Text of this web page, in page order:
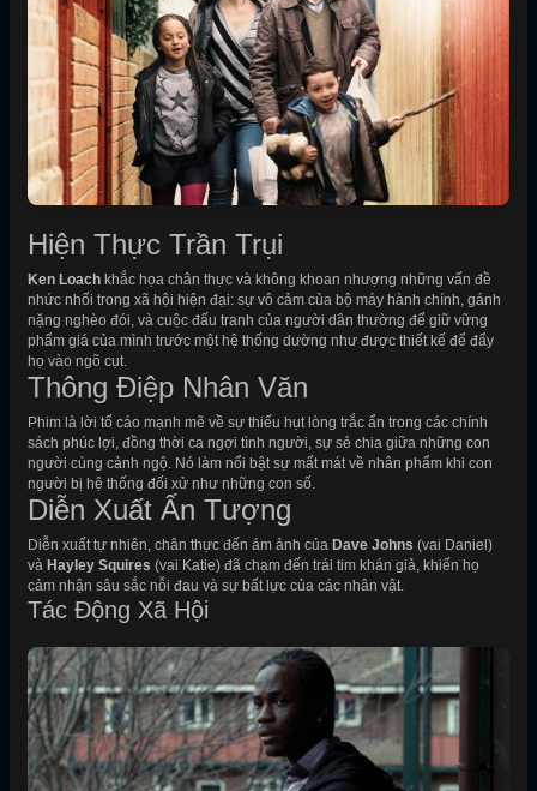
Hiện Thực Trần Trụi
Ken Loach khắc họa chân thực và không khoan nhượng những vấn đề
nhức nhối trong xã hội hiện đại: sự vô cảm của bộ máy hành chính, gánh
nặng nghèo đói, và cuộc đấu tranh của người dân thường để giữ vững
phẩm giá của mình trước một hệ thống dường như được thiết kế để đẩy
họ vào ngõ cụt.
Thông Điệp Nhân Văn
Phim là lời tố cáo mạnh mẽ về sự thiếu hụt lòng trắc ẩn trong các chính
sách phúc lợi, đồng thời ca ngợi tình người, sự sẻ chia giữa những con
người cùng cảnh ngộ. Nó làm nổi bật sự mất mát về nhân phẩm khi con
người bị hệ thống đối xử như những con số.
Diễn Xuất Ấn Tượng
Diễn xuất tự nhiên, chân thực đến ám ảnh của Dave Johns (vai Daniel)
và Hayley Squires (vai Katie) đã chạm đến trái tim khán giả, khiến họ
cảm nhận sâu sắc nỗi đau và sự bất lực của các nhân vật.
Tác Động Xã Hội